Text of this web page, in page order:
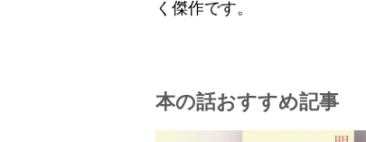
く傑作です。
本の話おすすめ記事